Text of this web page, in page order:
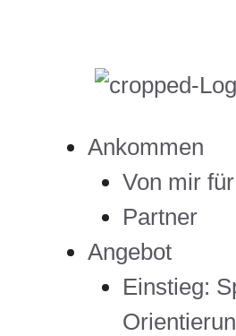
Ankommen
Von mir
Partner
Angebot
Einstieg: